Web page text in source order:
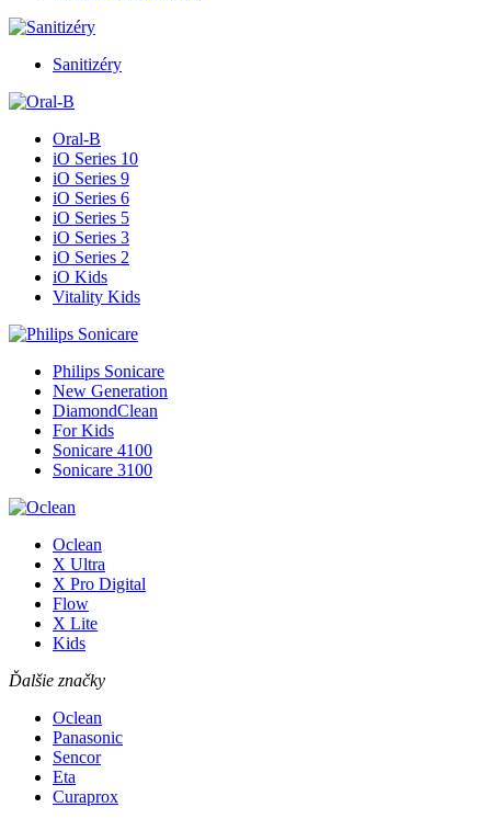
Sanitizéry
Oral-B
iO Series 10
iO Series 9
iO Series 6
iO Series 5
iO Series 3
iO Series 2
iO Kids
Vitality Kids
Philips Sonicare
New Generation
DiamondClean
For Kids
Sonicare 4100
Sonicare 3100
Oclean
X Ultra
X Pro Digital
Flow
X Lite
Kids
Ďalšie značky
Oclean
Panasonic
Sencor
Eta
Curaprox